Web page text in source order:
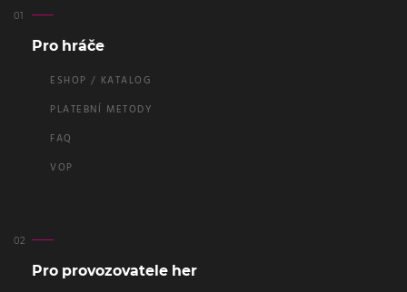
Pro hráče
ESHOP / KATALOG
PLATEBNÍ METODY
FAQ
VOP
Pro provozovatele her